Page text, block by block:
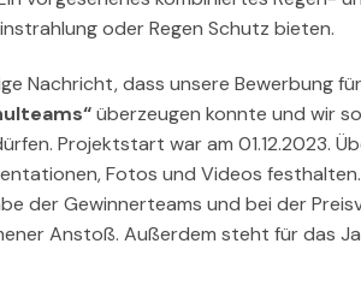
oder Regen Schutz bieten.
Nachricht, dass unsere Bewerbung
überzeugen konnte und wir
Projektstart war am 01.12.2023.
Fotos und Videos
der Gewinnerteams und bei der
Anstoß. Außerdem steht für das